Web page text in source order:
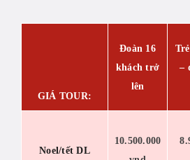
GIÁ TOUR:
Đoàn 16
khách trở
lên
–
Noel/tết DL
10.500.000